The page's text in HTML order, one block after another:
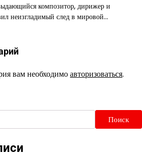
композитор, дирижер и
неизгладимый след в мировой…
вам необходимоавторизоваться.
Поиск